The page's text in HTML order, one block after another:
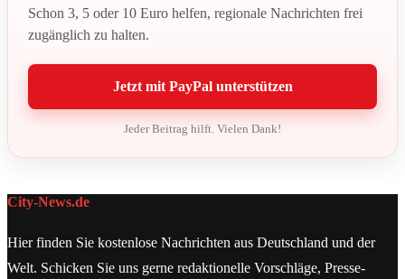
Schon 3, 5 oder 10 Euro helfen, regionale Nachrichten frei
zugänglich zu halten.
Jetzt mit PayPal unterstützen
Jeder Beitrag hilft. Vielen Dank!
City-News.de
Hier finden Sie kostenlose Nachrichten aus Deutschland und der
Welt. Schicken Sie uns gerne redaktionelle Vorschläge, Presse-